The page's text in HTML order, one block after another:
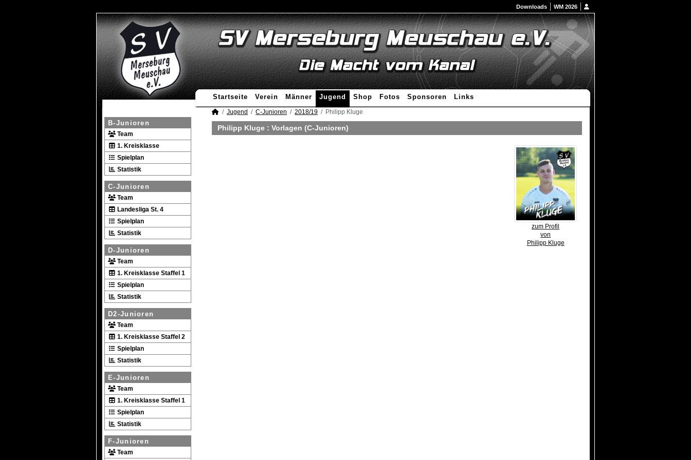
Downloads WM 2026
Startseite Verein Männer Jugend Shop Fotos Sponsoren Links
B-Junioren
Team
1. Kreisklasse
Spielplan
Statistik
C-Junioren
Team
Landesliga St. 4
Spielplan
Statistik
D-Junioren
Team
1. Kreisklasse Staffel 1
Spielplan
Statistik
D2-Junioren
Team
1. Kreisklasse Staffel 2
Spielplan
Statistik
E-Junioren
Team
1. Kreisklasse Staffel 1
Spielplan
Statistik
F-Junioren
Team
Jugend C-Junioren 2018/19 Philipp Kluge
Philipp Kluge : Vorlagen (C-Junioren)
zum Profil
von
Philipp Kluge